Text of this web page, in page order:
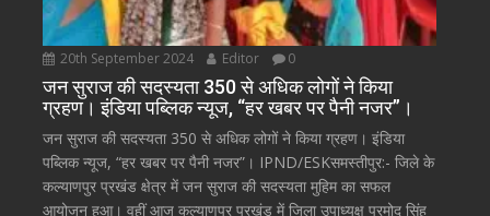
20th September 2024 Editor 0
जन सुराज की सदस्यता 350 से अधिक लोगों ने किया
ग्रहण। इंडिया पब्लिक न्यूज, “हर खबर पर पैनी नजर”।
जन सुराज की सदस्यता 350 से अधिक लोगों ने किया ग्रहण। इंडिया
पब्लिक न्यूज, “हर खबर पर पैनी नजर”। IPND/ESKसमस्तीपुर:- जिले के
कल्याणपुर प्रखंड क्षेत्र में जन सुराज की सदस्यता मुहिम का सफल
आयोजन हुआ। वहीं आज कल्याणपुर प्रखंड में जिला उपाध्यक्ष प्रमोद सिंह